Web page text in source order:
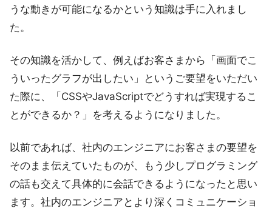
うな動きが可能になるかという知識は手に入れまし
た。
その知識を活かして、例えばお客さまから「画面でこ
ういったグラフが出したい」というご要望をいただい
た際に、「CSSやJavaScriptでどうすれば実現するこ
とができるか？」を考えるようになりました。
以前であれば、社内のエンジニアにお客さまの要望を
そのまま伝えていたものが、もう少しプログラミング
の話も交えて具体的に会話できるようになったと思い
ます。社内のエンジニアとより深くコミュニケーショ